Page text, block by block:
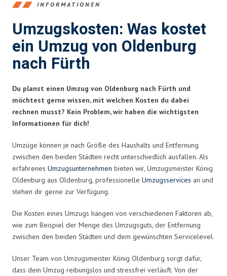
INFORMATIONEN
Umzugskosten: Was kostet
ein Umzug von Oldenburg
nach Fürth
Du planst einen Umzug von Oldenburg nach Fürth und
möchtest gerne wissen, mit welchen Kosten du dabei
rechnen musst? Kein Problem, wir haben die wichtigsten
Informationen für dich!
Umzüge können je nach Größe des Haushalts und Entfernung
zwischen den beiden Städten recht unterschiedlich ausfallen. Als
erfahrenes Umzugsunternehmen bieten wir, Umzugsmeister König
Oldenburg aus Oldenburg, professionelle Umzugsservices an und
stehen dir gerne zur Verfügung.
Die Kosten eines Umzugs hängen von verschiedenen Faktoren ab,
wie zum Beispiel der Menge des Umzugsguts, der Entfernung
zwischen den beiden Städten und dem gewünschten Servicelevel.
Unser Team von Umzugsmeister König Oldenburg sorgt dafür,
dass dein Umzug reibungslos und stressfrei verläuft. Von der